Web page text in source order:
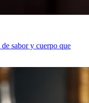
sabor y cuerpo que